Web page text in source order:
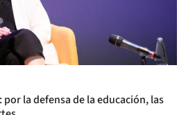
por la defensa de la educación, las